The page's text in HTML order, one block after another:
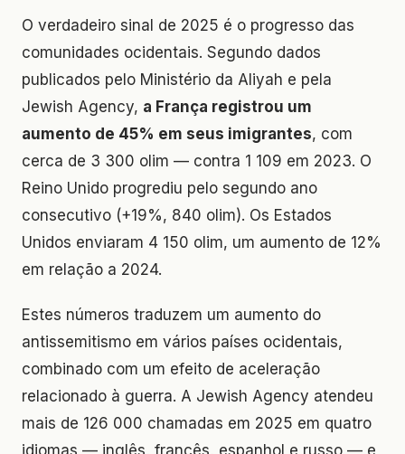
O verdadeiro sinal de 2025 é o progresso das
comunidades ocidentais. Segundo dados
publicados pelo Ministério da Aliyah e pela
Jewish Agency, a França registrou um
aumento de 45% em seus imigrantes, com
cerca de 3 300 olim — contra 1 109 em 2023. O
Reino Unido progrediu pelo segundo ano
consecutivo (+19%, 840 olim). Os Estados
Unidos enviaram 4 150 olim, um aumento de 12%
em relação a 2024.
Estes números traduzem um aumento do
antissemitismo em vários países ocidentais,
combinado com um efeito de aceleração
relacionado à guerra. A Jewish Agency atendeu
mais de 126 000 chamadas em 2025 em quatro
idiomas — inglês, francês, espanhol e russo — e